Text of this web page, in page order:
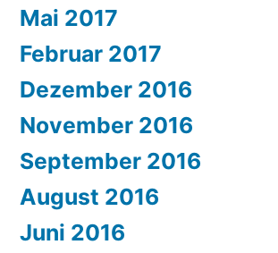
Mai 2017
Februar 2017
Dezember 2016
November 2016
September 2016
August 2016
Juni 2016